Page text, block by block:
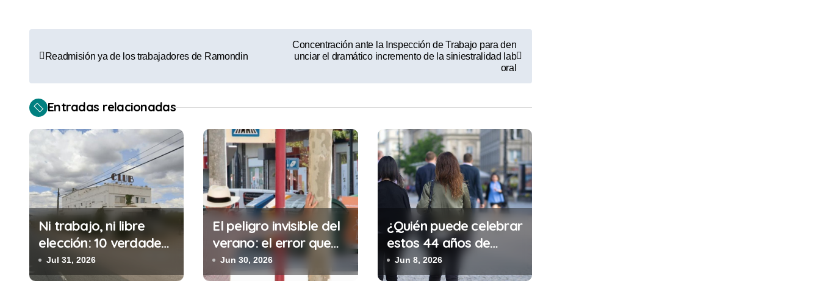
a
v
e
g
a
c
i
ó
n
Readmisión ya de los trabajadores de Ramondin
Concentración ante la Inspección de Trabajo para den
unciar el dramático incremento de la siniestralidad lab
oral
Entradas relacionadas
Ni trabajo, ni libre
elección: 10 verdades
urgentes sobre la
abolición de la
Jul 31, 2026
El peligro invisible del
verano: el error que
cometes cada 30
minutos en tu trabajo
Jun 30, 2026
¿Quién puede celebrar
estos 44 años de
autonomía?
Jun 8, 2026